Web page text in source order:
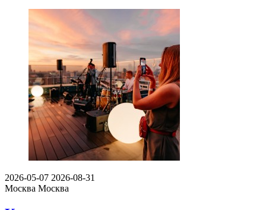
2026-05-07 2026-08-31
Москва Москва